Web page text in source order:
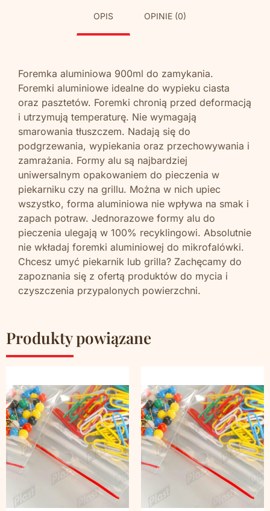
OPIS OPINIE (0)
Foremka aluminiowa 900ml do zamykania.
Foremki aluminiowe idealne do wypieku ciasta
oraz pasztetów. Foremki chronią przed deformacją
i utrzymują temperaturę. Nie wymagają
smarowania tłuszczem. Nadają się do
podgrzewania, wypiekania oraz przechowywania i
zamrażania. Formy alu są najbardziej
uniwersalnym opakowaniem do pieczenia w
piekarniku czy na grillu. Można w nich upiec
wszystko, forma aluminiowa nie wpływa na smak i
zapach potraw. Jednorazowe formy alu do
pieczenia ulegają w 100% recyklingowi. Absolutnie
nie wkładaj foremki aluminiowej do mikrofalówki.
Chcesz umyć piekarnik lub grilla? Zachęcamy do
zapoznania się z ofertą produktów do mycia i
czyszczenia przypalonych powierzchni.
Produkty powiązane